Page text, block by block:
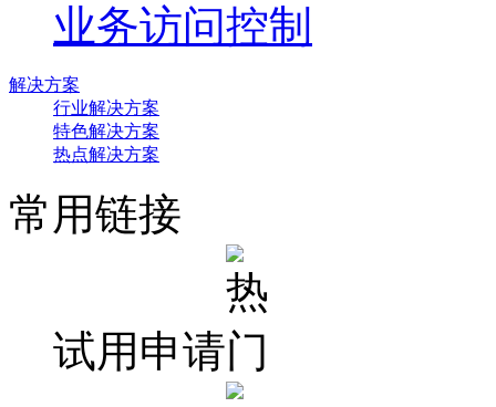
业务访问控制
解决方案
行业解决方案
特色解决方案
热点解决方案
常用链接
试用申请